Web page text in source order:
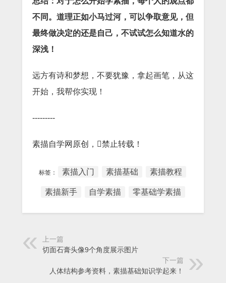
不同。道理正如小马过河，可以争取意见，但
最终做决定的还是自己，不试试怎么知道水的
深浅！
远方有诗和梦想，不要犹豫，拿起画笔，从这
开始，我帮你实现！
---------
素描自学网原创，禁止转载！
标签： 素描入门 素描基础 素描教程
素描新手 自学素描 零基础学素描
上一篇
切面石膏头像9个角度展示图片
下一篇
人体结构参考资料，素描基础知识学起来！